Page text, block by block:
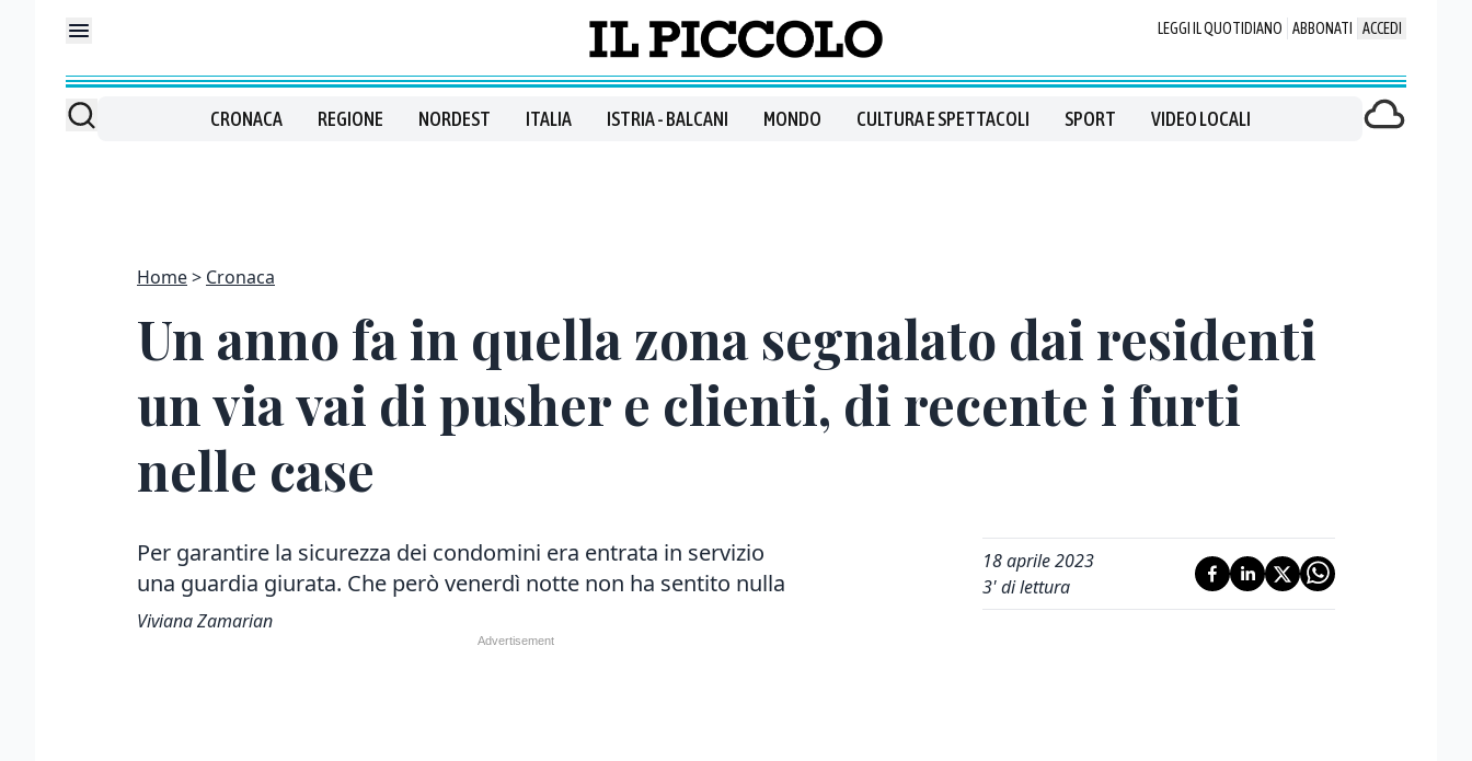
LEGGI IL QUOTIDIANO ABBONATI ACCEDI
CRONACA REGIONE NORDEST ITALIA ISTRIA - BALCANI MONDO CULTURA E SPETTACOLI SPORT VIDEO LOCALI
Home Cronaca
Un anno fa in quella zona segnalato dai residenti
un via vai di pusher e clienti, di recente i furti
nelle case
Per garantire la sicurezza dei condomini era entrata in servizio
una guardia giurata. Che però venerdì notte non ha sentito nulla
Viviana Zamarian
18 aprile 2023
3' di lettura